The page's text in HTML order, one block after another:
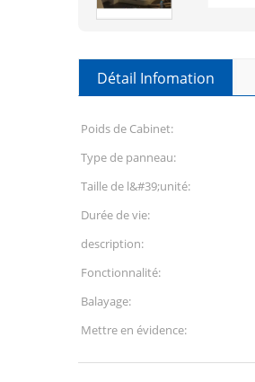
Détail Infomation
Poids de Cabinet:
Type de panneau:
Taille de l&#39;unité:
Durée de vie:
description:
Fonctionnalité:
Balayage:
Mettre en évidence: